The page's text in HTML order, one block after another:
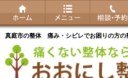
真庭市の整体 痛み・シビレでお困りの方の